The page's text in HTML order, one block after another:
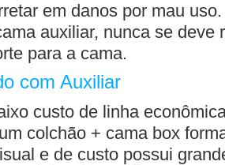
em danos por mau
auxiliar, nunca se deve
para a cama.
com Auxiliar
custo de linha
colchão + cama box
e de custo possui